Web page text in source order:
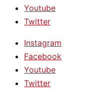
Youtube
Twitter
Instagram
Facebook
Youtube
Twitter